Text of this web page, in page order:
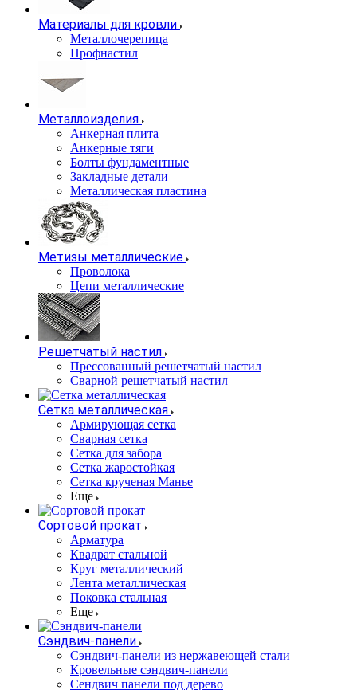
Материалы для кровли
Металлочерепица
Профнастил
Металлоизделия
Анкерная плита
Анкерные тяги
Болты фундаментные
Закладные детали
Металлическая пластина
Метизы металлические
Проволока
Цепи металлические
Решетчатый настил
Прессованный решетчатый настил
Сварной решетчатый настил
Сетка металлическая
Армирующая сетка
Сварная сетка
Сетка для забора
Сетка жаростойкая
Сетка крученая Манье
Еще
Сортовой прокат
Арматура
Квадрат стальной
Круг металлический
Лента металлическая
Поковка стальная
Еще
Сэндвич-панели
Cэндвич-панели из нержавеющей стали
Кровельные сэндвич-панели
Сендвич панели под дерево